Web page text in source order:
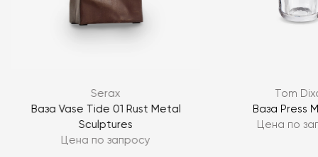
ЗАДАТЬ ВОПРОС
ЗАДАТЬ ВОПРОС
Serax
Ваза Vase Tide 01 Rust Metal
Sculptures
Цена по запросу
Tom
Ваза Press
Цена по